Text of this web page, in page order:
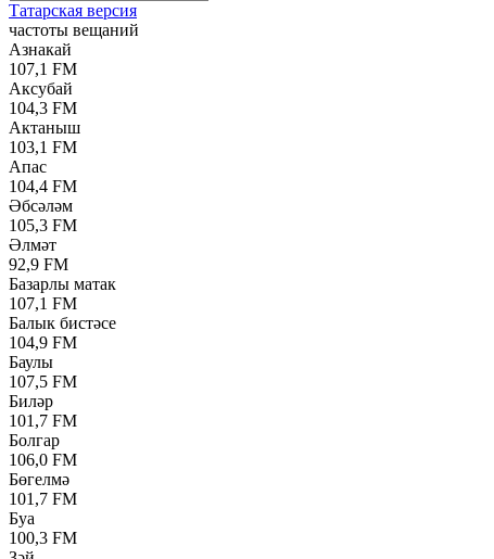
Татарская версия
частоты вещаний
Азнакай
107,1 FM
Аксубай
104,3 FM
Актаныш
103,1 FM
Апас
104,4 FM
Әбсәләм
105,3 FM
Әлмәт
92,9 FM
Базарлы матак
107,1 FM
Балык бистәсе
104,9 FM
Баулы
107,5 FM
Биләр
101,7 FM
Болгар
106,0 FM
Бөгелмә
101,7 FM
Буа
100,3 FM